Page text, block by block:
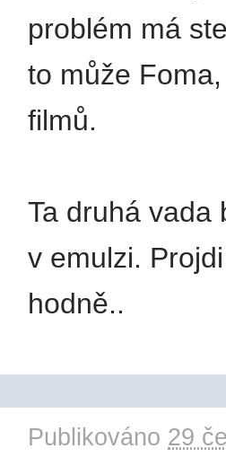
problém má
to může
filmů.
Ta druhá vada
v emulzi.
hodně..
Publikováno 29